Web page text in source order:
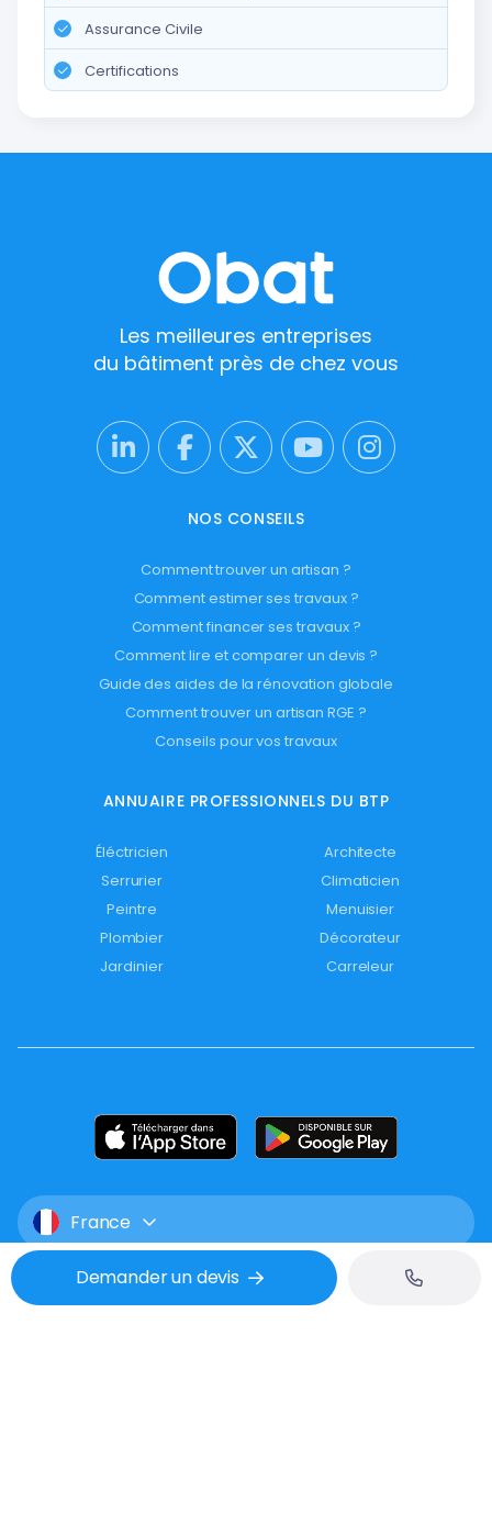
Demander un devis
Assurance Civile
Certifications
Les meilleures entreprises
du bâtiment près de chez vous
NOS CONSEILS
Comment trouver un artisan ?
Comment estimer ses travaux ?
Comment financer ses travaux ?
Comment lire et comparer un devis ?
Guide des aides de la rénovation globale
Comment trouver un artisan RGE ?
Conseils pour vos travaux
ANNUAIRE PROFESSIONNELS DU BTP
Éléctricien
Architecte
Serrurier
Climaticien
Peintre
Menuisier
Plombier
Décorateur
Jardinier
Carreleur
France
Mentions légales